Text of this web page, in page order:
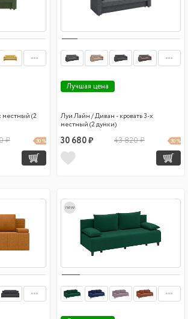
местный (2
₽ 30 %
Лучшая цена
Луи Лайн / Диван - кровать 3-х
местный (2 думки)
30 680 ₽ 43 820 ₽ 30 %
new